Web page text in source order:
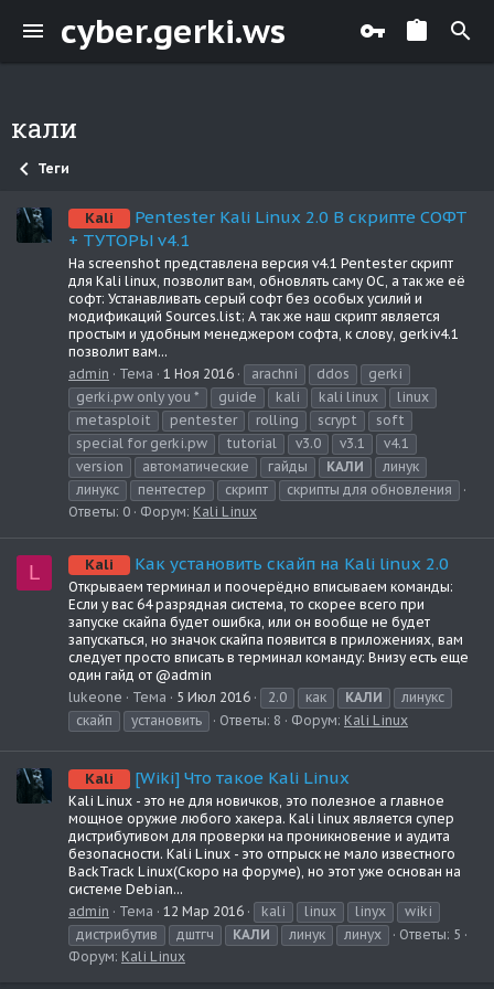
cyber.gerki.ws
кали
Теги
Kali
Pentester Kali Linux 2.0 В скрипте СОФТ
+ ТУТОРЫ v4.1
На screenshot представлена версия v4.1 Pentester скрипт
для Kali linux, позволит вам, обновлять саму ОС, а так же её
софт: Устанавливать серый софт без особых усилий и
модификаций Sources.list; А так же наш скрипт является
простым и удобным менеджером софта, к слову, gerkiv4.1
позволит вам...
admin
Тема 1 Ноя 2016 arachni ddos
gerki
gerki.pw only you *
guide kali kali linux
linux
metasploit
pentester rolling scrypt
soft
special for gerki.pw
tutorial v3.0 v3.1
v4.1
version
автоматические гайды КАЛИ
линук
линукс
пентестер скрипт
скрипты для обновления
Ответы: 0
Форум: Kali Linux
L Kali Как установить скайп на Kali linux 2.0
Открываем терминал и поочерёдно вписываем команды:
Если у вас 64 разрядная система, то скорее всего при
запуске скайпа будет ошибка, или он вообще не будет
запускаться, но значок скайпа появится в приложениях, вам
следует просто вписать в терминал команду: Внизу есть еще
один гайд от @admin
lukeone
Тема 5 Июл 2016 2.0 как КАЛИ
линукс
скайп
установить Ответы: 8 Форум: Kali Linux
Kali [Wiki] Что такое Kali Linux
Kali Linux - это не для новичков, это полезное а главное
мощное оружие любого хакера. Kali linux является супер
дистрибутивом для проверки на проникновение и аудита
безопасности. Kali Linux - это отпрыск не мало известного
BackTrack Linux(Скоро на форуме), но этот уже основан на
системе Debian...
admin
Тема 12 Мар 2016 kali linux linyx
wiki
дистрибутив
дштгч КАЛИ линук линух
Ответы: 5
Форум: Kali Linux